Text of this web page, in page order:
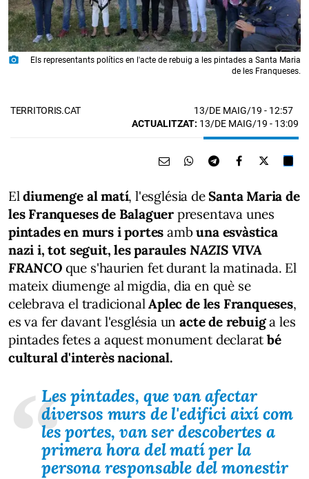
photo_camera
Els representants polítics en l'acte de rebuig a les pintades a Santa Maria
de les Franqueses.
TERRITORIS.CAT 13/DE MAIG/19 - 12:57
ACTUALITZAT: 13/DE MAIG/19 - 13:09
Eldiumenge al matí, l'església deSanta Maria de
les Franqueses de Balaguer presentava unes
pintades en murs i portes ambuna esvàstica
nazi i, tot seguit, les paraules NAZIS VIVA
FRANCO que s'haurien fet durant la matinada. El
mateix diumenge al migdia, dia en què se
celebrava el tradicionalAplec de les Franqueses,
es va fer davant l'església un acte de rebuiga les
pintades fetes a aquest monument declaratbé
cultural d'interès nacional.
Les pintades, que van afectar
diversos murs de l'edifici així com
les portes, van ser descobertes a
primera hora del matí per la
persona responsable del monestir